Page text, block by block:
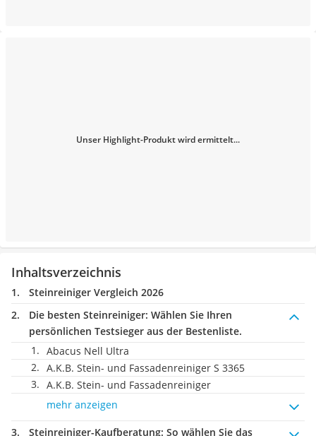
Unser Highlight-Produkt wird ermittelt...
Inhaltsverzeichnis
Steinreiniger Vergleich 2026
Die besten Steinreiniger: Wählen Sie Ihren
persönlichen Testsieger aus der Bestenliste.
Abacus Nell Ultra
A.K.B. Stein- und Fassadenreiniger S 3365
A.K.B. Stein- und Fassadenreiniger
mehr anzeigen
Steinreiniger-Kaufberatung: So wählen Sie das